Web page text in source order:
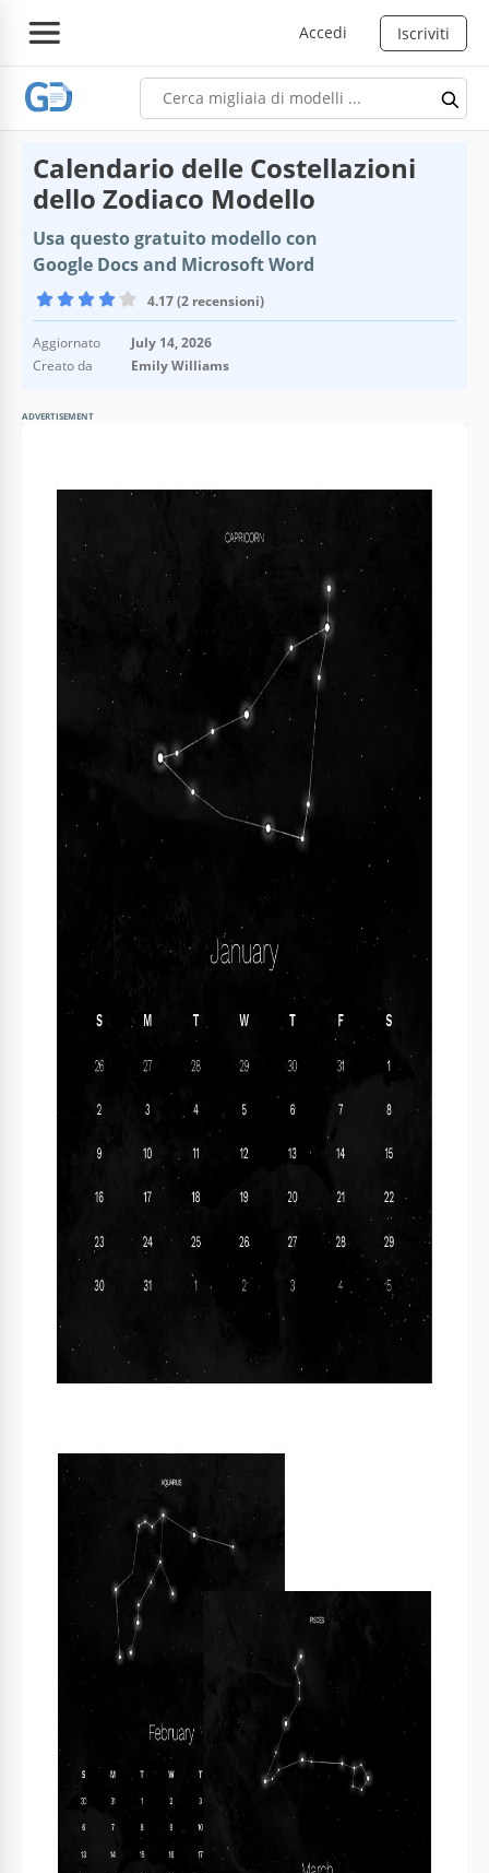
Accedi Iscriviti
Calendario delle Costellazioni
dello Zodiaco Modello
Usa questo gratuito modello con
Google Docs and Microsoft Word
4.17 (2 recensioni)
Aggiornato
July 14, 2026
Creato da
Emily Williams
ADVERTISEMENT